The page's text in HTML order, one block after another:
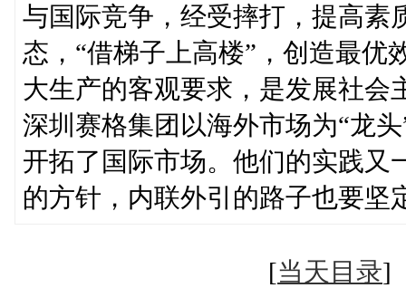
与国际竞争，经受摔打，提高素
态，“借梯子上高楼”，创造最优
大生产的客观要求，是发展社会
深圳赛格集团以海外市场为“龙
开拓了国际市场。他们的实践又
的方针，内联外引的路子也要坚
[当天目录